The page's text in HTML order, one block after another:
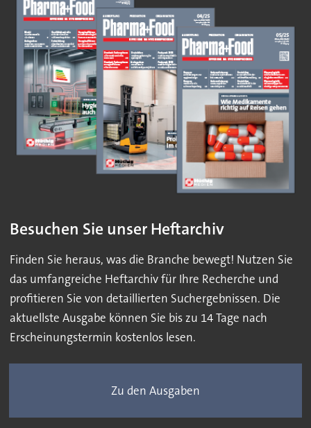
Besuchen Sie unser Heftarchiv
Finden Sie heraus, was die Branche bewegt! Nutzen Sie
das umfangreiche Heftarchiv für Ihre Recherche und
profitieren Sie von detaillierten Suchergebnissen. Die
aktuellste Ausgabe können Sie bis zu 14 Tage nach
Erscheinungstermin kostenlos lesen.
Zu den Ausgaben